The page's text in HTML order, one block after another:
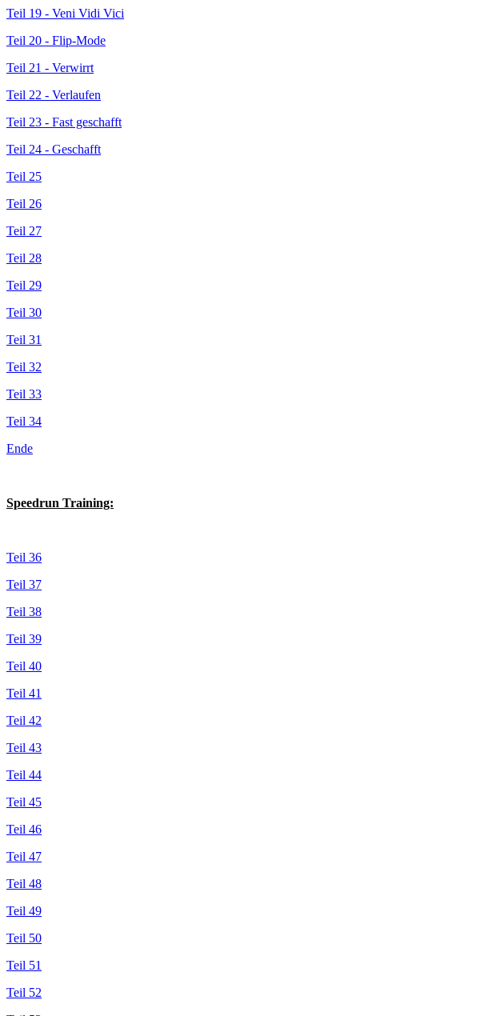
Teil 19 - Veni Vidi Vici
Teil 20 - Flip-Mode
Teil 21 - Verwirrt
Teil 22 - Verlaufen
Teil 23 - Fast geschafft
Teil 24 - Geschafft
Teil 25
Teil 26
Teil 27
Teil 28
Teil 29
Teil 30
Teil 31
Teil 32
Teil 33
Teil 34
Ende
Speedrun Training:
Teil 36
Teil 37
Teil 38
Teil 39
Teil 40
Teil 41
Teil 42
Teil 43
Teil 44
Teil 45
Teil 46
Teil 47
Teil 48
Teil 49
Teil 50
Teil 51
Teil 52